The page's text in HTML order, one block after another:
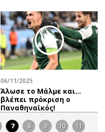
06/11/2025
Άλωσε το Μάλμε και...
βλέπει πρόκριση ο
Παναθηναϊκός!
7 8 9 10 11